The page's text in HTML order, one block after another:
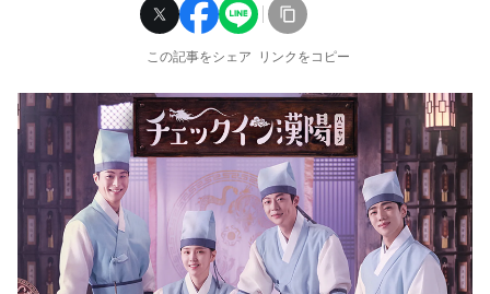
この記事をシェア リンクをコピー